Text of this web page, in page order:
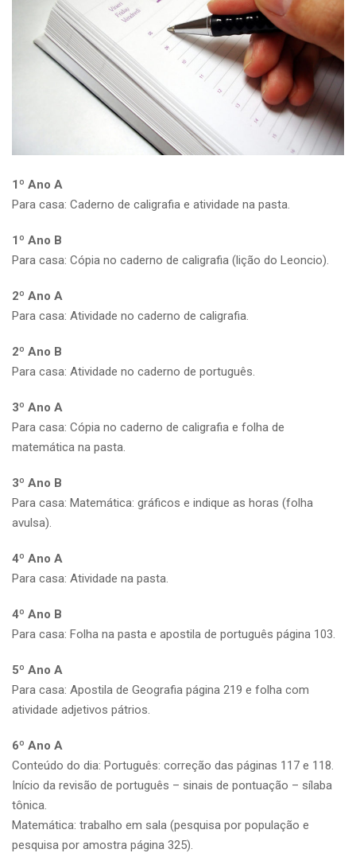
1º Ano A
Para casa: Caderno de caligrafia e atividade na pasta.
1º Ano B
Para casa: Cópia no caderno de caligrafia (lição do Leoncio).
2º Ano A
Para casa: Atividade no caderno de caligrafia.
2º Ano B
Para casa: Atividade no caderno de português.
3º Ano A
Para casa: Cópia no caderno de caligrafia e folha de
matemática na pasta.
3º Ano B
Para casa: Matemática: gráficos e indique as horas (folha
avulsa).
4º Ano A
Para casa: Atividade na pasta.
4º Ano B
Para casa: Folha na pasta e apostila de português página 103.
5º Ano A
Para casa: Apostila de Geografia página 219 e folha com
atividade adjetivos pátrios.
6º Ano A
Conteúdo do dia: Português: correção das páginas 117 e 118.
Início da revisão de português – sinais de pontuação – sílaba
tônica.
Matemática: trabalho em sala (pesquisa por população e
pesquisa por amostra página 325).